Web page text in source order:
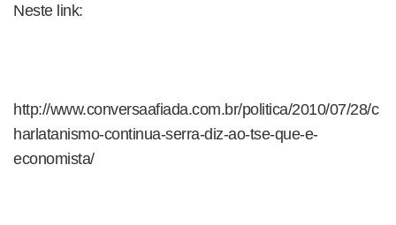
Neste link:
http://www.conversaafiada.com.br/politica/2010/07/28/c
harlatanismo-continua-serra-diz-ao-tse-que-e-
economista/